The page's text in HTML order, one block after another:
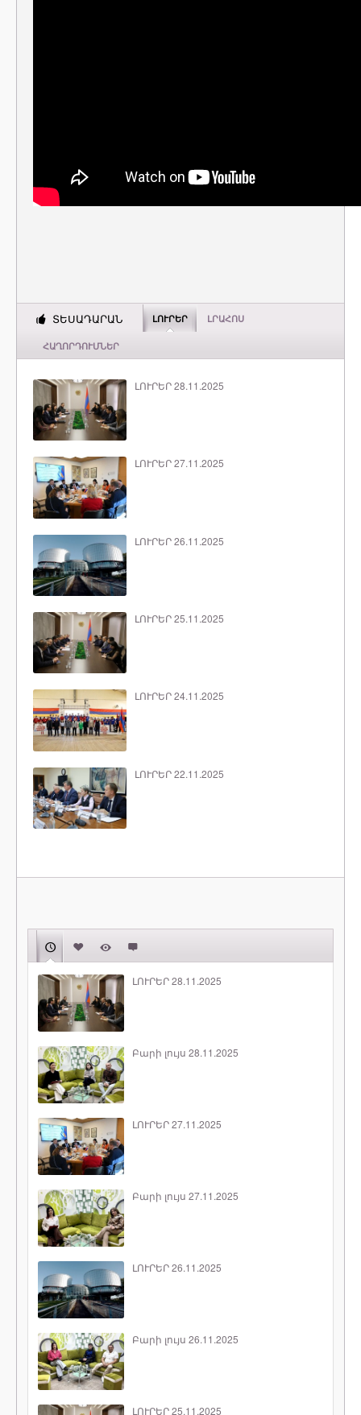
ՏԵՍԱԴԱՐԱՆ ԼՈՒՐԵՐ ԼՐԱՀՈՍ
ՀԱՂՈՐԴՈՒՄՆԵՐ
ԼՈՒՐԵՐ 28.11.2025
ԼՈՒՐԵՐ 27.11.2025
ԼՈՒՐԵՐ 26.11.2025
ԼՈՒՐԵՐ 25.11.2025
ԼՈՒՐԵՐ 24.11.2025
ԼՈՒՐԵՐ 22.11.2025
ԼՈՒՐԵՐ 28.11.2025
Բարի լույս 28.11.2025
ԼՈՒՐԵՐ 27.11.2025
Բարի լույս 27.11.2025
ԼՈՒՐԵՐ 26.11.2025
Բարի լույս 26.11.2025
ԼՈՒՐԵՐ 25.11.2025